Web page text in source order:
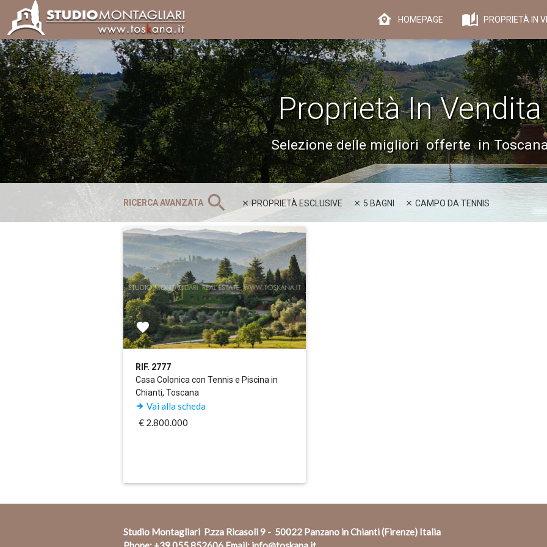
HOMEPAGE PROPRIETÀ IN
RICERCA AVANZATA search PROPRIETÀ ESCLUSIVE 5 BAGNI CAMPO DA TENNIS
Proprietà In Vendita
Selezione delle migliori offerte in
RIF. 2777
Casa Colonica con Tennis e Piscina in
Chianti, Toscana
Vai alla scheda
€ 2.800.000
Studio Montagliari P.zza Ricasoli 9 - 50022 Panzano in Chianti (Firenze) Italia